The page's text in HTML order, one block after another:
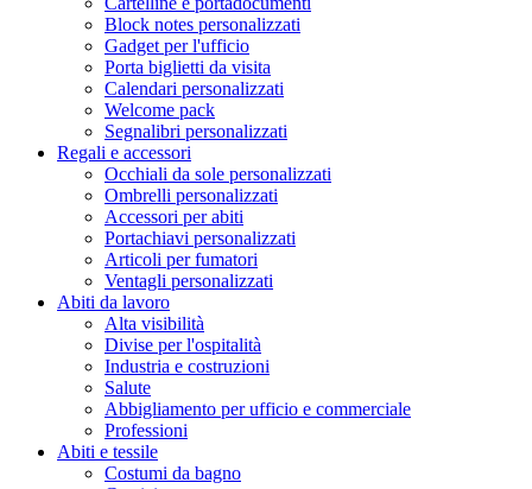
Block notes personalizzati
Gadget per l'ufficio
Porta biglietti da visita
Calendari personalizzati
Welcome pack
Segnalibri personalizzati
Regali e accessori
Occhiali da sole personalizzati
Ombrelli personalizzati
Accessori per abiti
Portachiavi personalizzati
Articoli per fumatori
Ventagli personalizzati
Abiti da lavoro
Alta visibilità
Divise per l'ospitalità
Industria e costruzioni
Salute
Abbigliamento per ufficio e commerciale
Professioni
Abiti e tessile
Costumi da bagno